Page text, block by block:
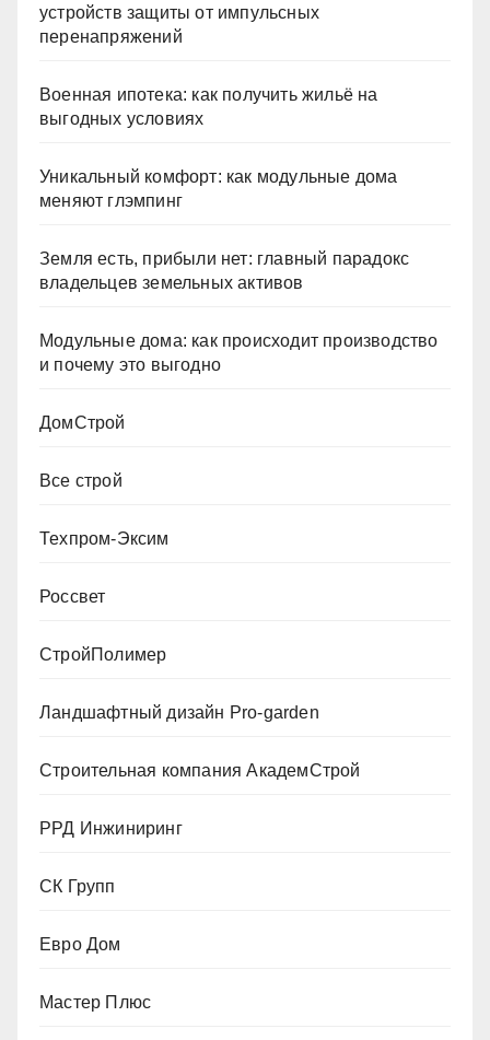
устройств защиты от импульсных
перенапряжений
Военная ипотека: как получить жильё на
выгодных условиях
Уникальный комфорт: как модульные дома
меняют глэмпинг
Земля есть, прибыли нет: главный парадокс
владельцев земельных активов
Модульные дома: как происходит производство
и почему это выгодно
ДомСтрой
Все строй
Техпром-Эксим
Россвет
СтройПолимер
Ландшафтный дизайн Pro-garden
Строительная компания АкадемСтрой
РРД Инжиниринг
СК Групп
Евро Дом
Мастер Плюс